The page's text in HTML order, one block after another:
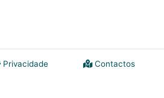
Contactos
Privacidade